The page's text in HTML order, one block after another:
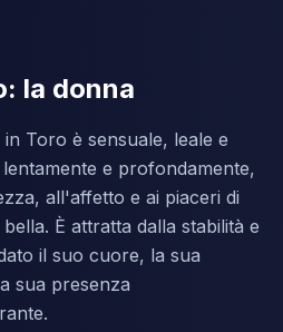
la donna
Toro è sensuale, leale e
e profondamente,
all'affetto e ai piaceri di
È attratta dalla stabilità e
il suo cuore, la sua
sua presenza